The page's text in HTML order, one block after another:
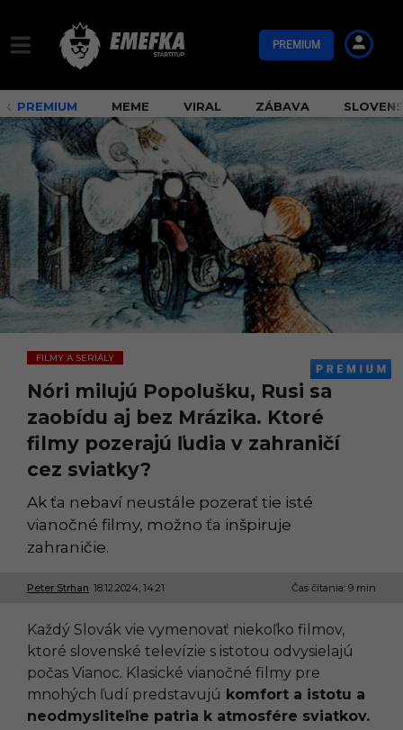
PREMIUM
PREMIUM MEME VIRAL ZÁBAVA
FILMY A SERIÁLY
Nóri milujú Popolušku, Rusi sa
zaobídu aj bez Mrázika. Ktoré
filmy pozerajú ľudia v zahraničí
cez sviatky?
Ak ťa nebaví neustále pozerať tie isté
vianočné filmy, možno ťa inšpiruje
zahraničie.
Peter Strhan 18.12.2024, 14:21
1
1
2
.
2
0
2
4
Čas čítania: 9 min
Každý Slovák vie vymenovať niekoľko filmov,
ktoré slovenské televízie s istotou odvysielajú
počas Vianoc. Klasické vianočné filmy pre
mnohých ľudí predstavujú komfort a istotu a
neodmysliteľne patria k atmosfére sviatkov.